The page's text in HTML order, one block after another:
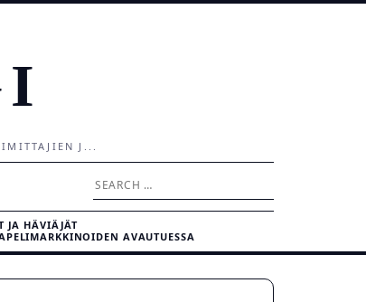
J...
Search
for:
JA HÄVIÄJÄT
AVAUTUESSA